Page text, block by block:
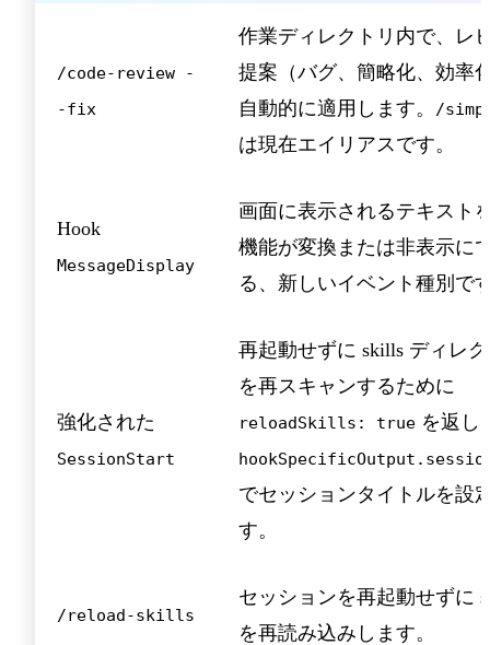
/code-review -
-fix
作業ディレクトリ内で、レ
提案（バグ、簡略化、効率
自動的に適用します。
/
は現在エイリアスです。
Hook
MessageDisplay
画面に表示されるテキスト
機能が変換または非表示に
る、新しいイベント種別で
強化された
SessionStart
再起動せずに skills ディレ
を再スキャンするために
reloadSkills: true を返し
でセッションタイトルを設
す。
/reload-skills
セッションを再起動せずに
を再読み込みします。